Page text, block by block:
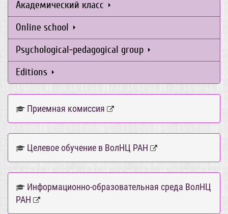
Академический класс
Online school
Psychological-pedagogical group
Editions
Приемная комиссия
Целевое обучение в ВолНЦ РАН
Информационно-образовательная среда ВолНЦ
РАН